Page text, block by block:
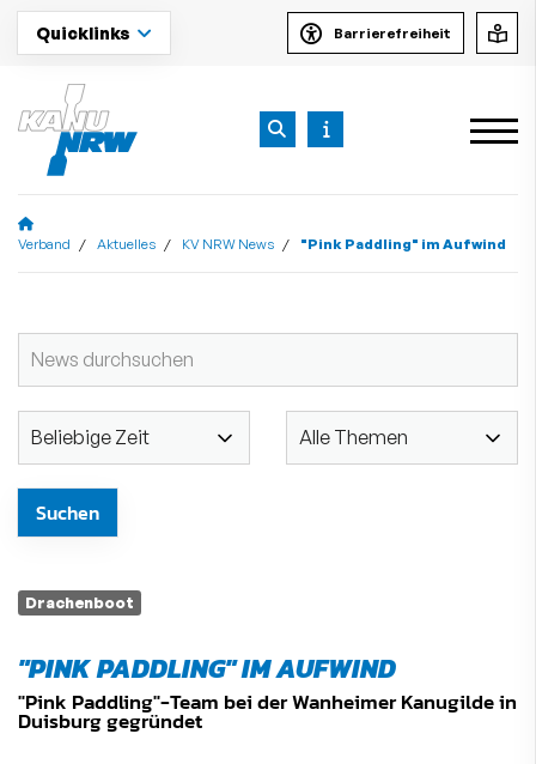
Quicklinks Barrierefreiheit
Verband Aktuelles KV NRW News "Pink Paddling" im Aufwind
Drachenboot
"PINK PADDLING" IM AUFWIND
"Pink Paddling"-Team bei der Wanheimer Kanugilde in
Duisburg gegründet